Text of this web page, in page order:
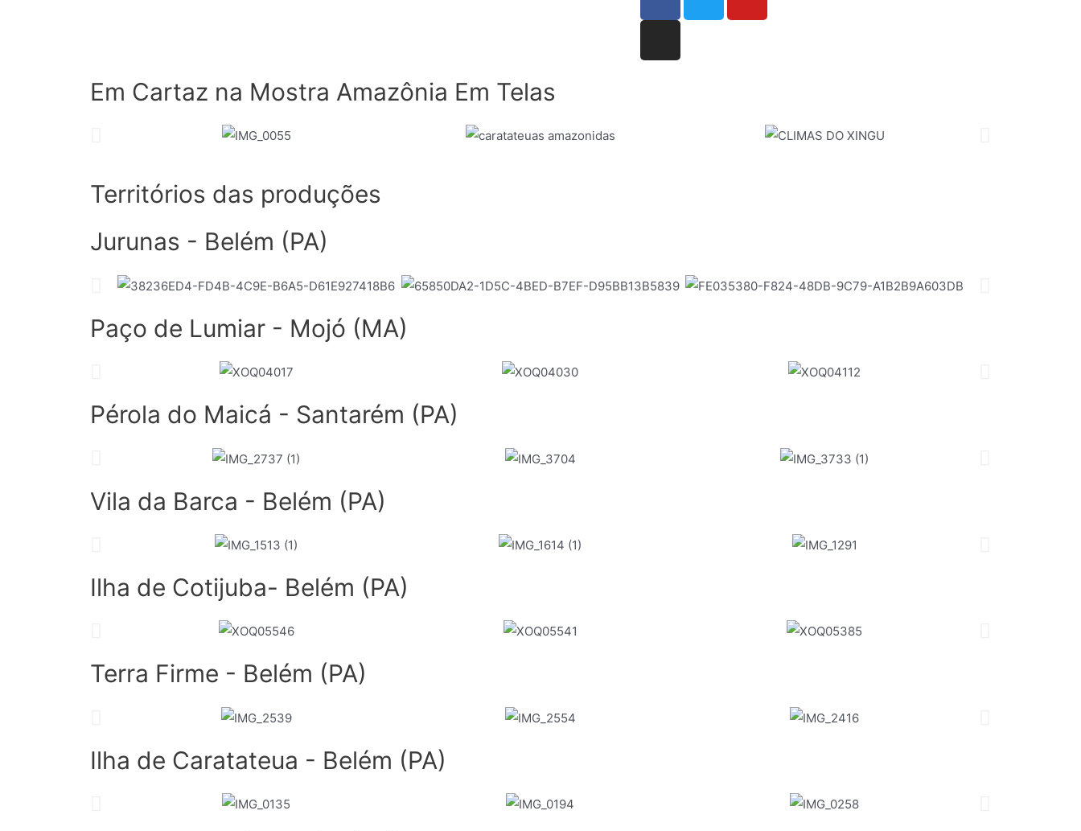
Em Cartaz na Mostra Amazônia Em Telas
Territórios das produções
Jurunas - Belém (PA)
Paço de Lumiar - Mojó (MA)
Pérola do Maicá - Santarém (PA)
Vila da Barca - Belém (PA)
Ilha de Cotijuba- Belém (PA)
Terra Firme - Belém (PA)
Ilha de Caratateua - Belém (PA)